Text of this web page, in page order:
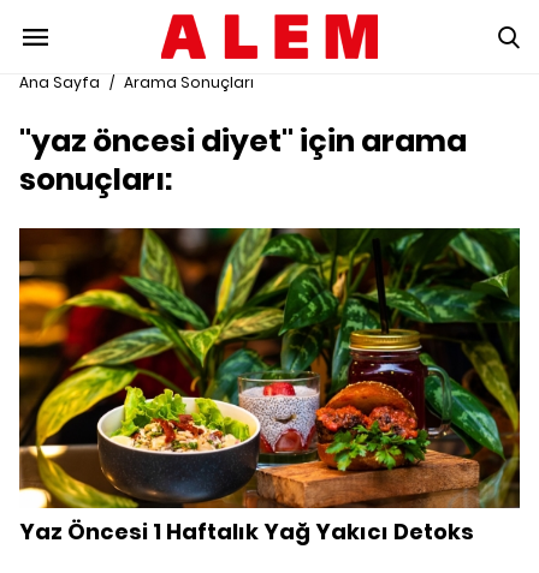
Ana Sayfa / Arama Sonuçları
"yaz öncesi diyet" için arama
sonuçları:
Yaz Öncesi 1 Haftalık Yağ Yakıcı Detoks